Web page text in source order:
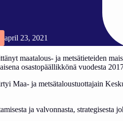
april 23, 2021
maatalous- ja metsätieteiden
osastopäällikkönä vuodesta
Maa- ja metsätaloustuottajain
ja valvonnasta, strategisesta